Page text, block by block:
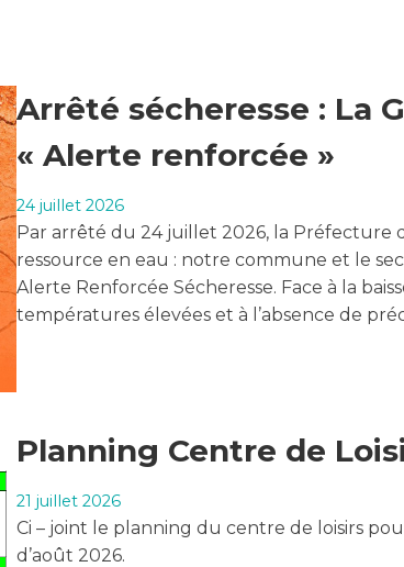
Arrêté sécheresse : La
« Alerte renforcée »
24 juillet 2026
Par arrêté du 24 juillet 2026, la Préfecture
ressource en eau : notre commune et le
Alerte Renforcée Sécheresse. Face à la
températures élevées et à l’absence de
Planning Centre de
21 juillet 2026
Ci – joint le planning du centre de loisirs
d’août 2026.